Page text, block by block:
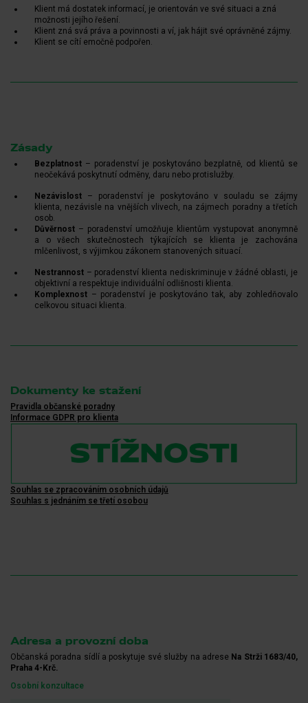
Klient má dostatek informací, je orientován ve své situaci a zná
možnosti jejího řešení.
Klient zná svá práva a povinnosti a ví, jak hájit své oprávněné zájmy.
Klient se cítí emočně podpořen.
Zásady
Bezplatnost – poradenství je poskytováno bezplatně, od klientů se
neočekává poskytnutí odměny, daru nebo protislužby.
Nezávislost – poradenství je poskytováno v souladu se zájmy
klienta, nezávisle na vnějších vlivech, na zájmech poradny a třetích
osob.
Důvěrnost – poradenství umožňuje klientům vystupovat anonymně
a o všech skutečnostech týkajících se klienta je zachována
mlčenlivost, s výjimkou zákonem stanovených situací.
Nestrannost – poradenství klienta nediskriminuje v žádné oblasti, je
objektivní a respektuje individuální odlišnosti klienta.
Komplexnost – poradenství je poskytováno tak, aby zohledňovalo
celkovou situaci klienta.
Dokumenty ke stažení
Pravidla občanské poradny
Informace GDPR pro klienta
Souhlas se zpracováním osobních údajů
Souhlas s jednáním se třetí osobou
Adresa a provozní doba
Občanská poradna sídlí a poskytuje své služby na adrese Na Strži 1683/40,
Praha 4-Krč.
Osobní konzultace